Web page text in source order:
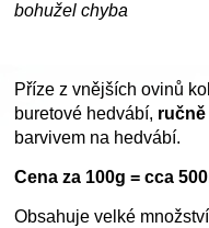
bohužel chyba
Příze z vnějších ovinů
buretové hedvábí,
barvivem na hedvábí.
Cena za 100g = cca
Obsahuje velké